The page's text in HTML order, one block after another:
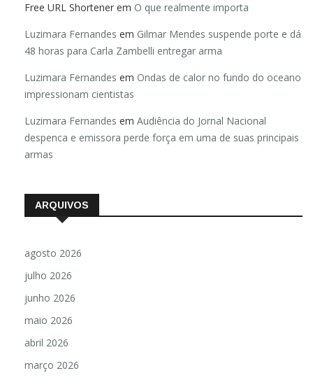
Free URL Shortener em O que realmente importa
Luzimara Fernandes em Gilmar Mendes suspende porte e dá
48 horas para Carla Zambelli entregar arma
Luzimara Fernandes em Ondas de calor no fundo do oceano
impressionam cientistas
Luzimara Fernandes em Audiência do Jornal Nacional
despenca e emissora perde força em uma de suas principais
armas
ARQUIVOS
agosto 2026
julho 2026
junho 2026
maio 2026
abril 2026
março 2026